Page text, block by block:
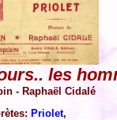
les
- Raphaël Cidalé
Priolet,